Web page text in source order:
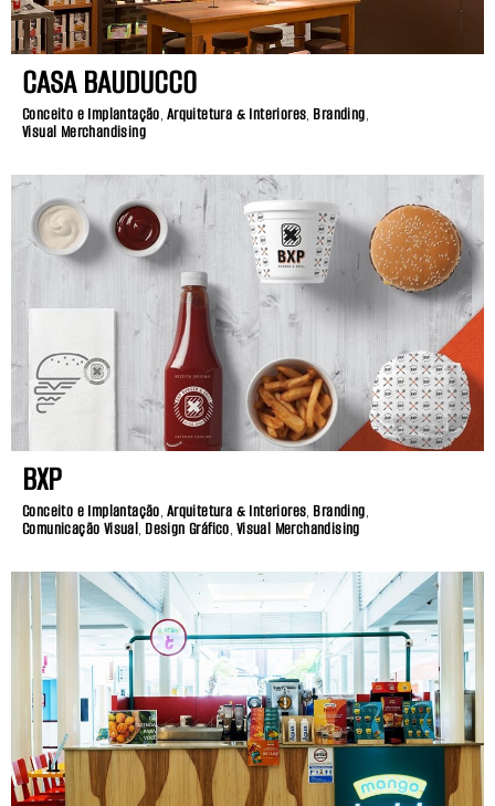
CASA BAUDUCCO
Conceito e Implantação, Arquitetura & Interiores, Branding,
Visual Merchandising
BXP
Conceito e Implantação, Arquitetura & Interiores, Branding,
Comunicação Visual, Design Gráfico, Visual Merchandising